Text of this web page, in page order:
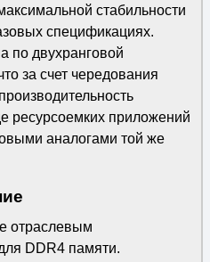
стабильности
спецификациях.
по двухранговой
за счет чередования
ресурсоемких приложений
аналогами той же
отраслевым
DDR4 памяти.